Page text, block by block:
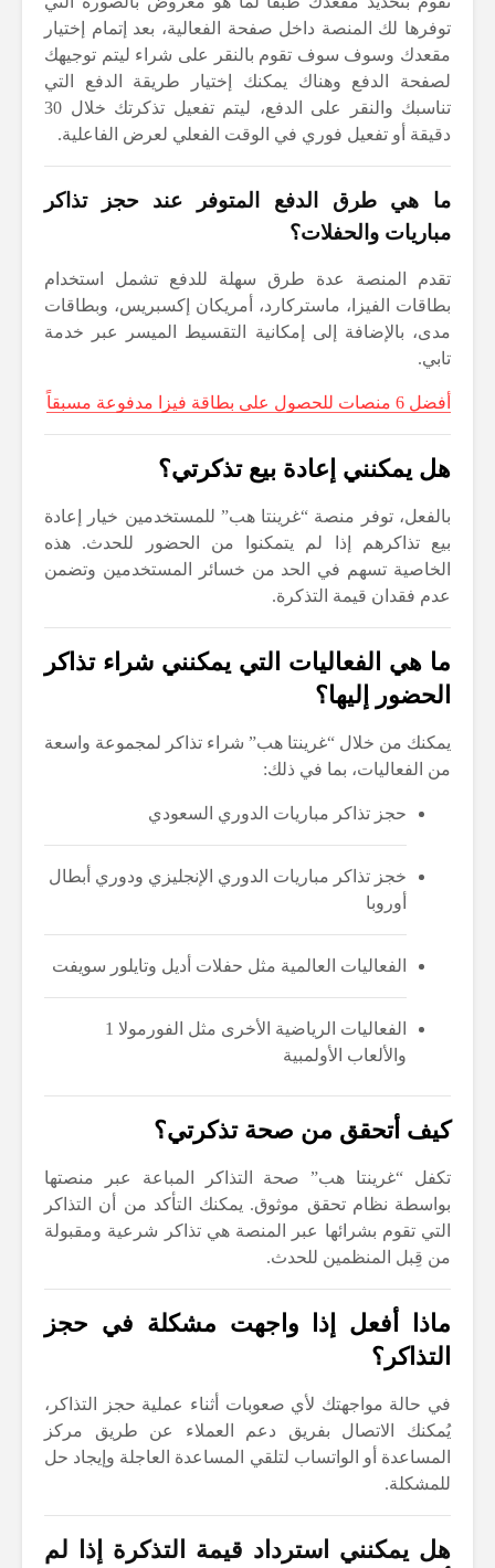
توفرها لك المنصة داخل صفحة الفعالية، بعد إتمام إختيار
مقعدك وسوف سوف تقوم بالنقر على شراء ليتم توجيهك
لصفحة الدفع وهناك يمكنك إختيار طريقة الدفع التي
تناسبك والنقر على الدفع، ليتم تفعيل تذكرتك خلال 30
دقيقة أو تفعيل فوري في الوقت الفعلي لعرض الفاعلية.
ما هي طرق الدفع المتوفر عند حجز تذاكر
مباريات والحفلات؟
تقدم المنصة عدة طرق سهلة للدفع تشمل استخدام
بطاقات الفيزا، ماستركارد، أمريكان إكسبريس، وبطاقات
مدى، بالإضافة إلى إمكانية التقسيط الميسر عبر خدمة
تابي.
أفضل 6 منصات للحصول على بطاقة فيزا مدفوعة مسبقاً
هل يمكنني إعادة بيع تذكرتي؟
بالفعل، توفر منصة “غرينتا هب” للمستخدمين خيار إعادة
بيع تذاكرهم إذا لم يتمكنوا من الحضور للحدث. هذه
الخاصية تسهم في الحد من خسائر المستخدمين وتضمن
عدم فقدان قيمة التذكرة.
ما هي الفعاليات التي يمكنني شراء تذاكر
الحضور إليها؟
يمكنك من خلال “غرينتا هب” شراء تذاكر لمجموعة واسعة
من الفعاليات، بما في ذلك:
حجز تذاكر مباريات الدوري السعودي
خجز تذاكر مباريات الدوري الإنجليزي ودوري أبطال
أوروبا
الفعاليات العالمية مثل حفلات أديل وتايلور سويفت
الفعاليات الرياضية الأخرى مثل الفورمولا 1
والألعاب الأولمبية
كيف أتحقق من صحة تذكرتي؟
تكفل “غرينتا هب” صحة التذاكر المباعة عبر منصتها
بواسطة نظام تحقق موثوق. يمكنك التأكد من أن التذاكر
التي تقوم بشرائها عبر المنصة هي تذاكر شرعية ومقبولة
من قِبل المنظمين للحدث.
ماذا أفعل إذا واجهت مشكلة في حجز
التذاكر؟
في حالة مواجهتك لأي صعوبات أثناء عملية حجز التذاكر،
يُمكنك الاتصال بفريق دعم العملاء عن طريق مركز
المساعدة أو الواتساب لتلقي المساعدة العاجلة وإيجاد حل
للمشكلة.
هل يمكنني استرداد قيمة التذكرة إذا لم